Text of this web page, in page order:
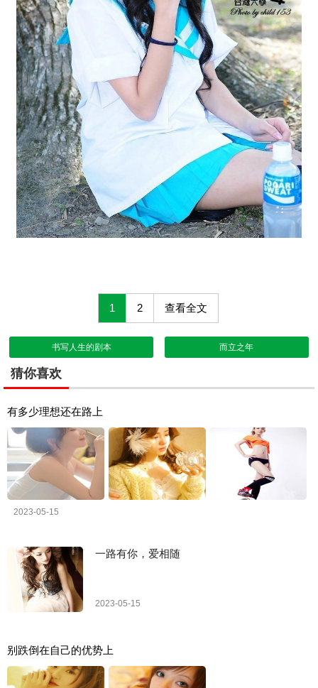
1 2 查看全文
书写人生的剧本 而立之年
猜你喜欢
有多少理想还在路上
2023-05-15
一路有你，爱相随
2023-05-15
别跌倒在自己的优势上